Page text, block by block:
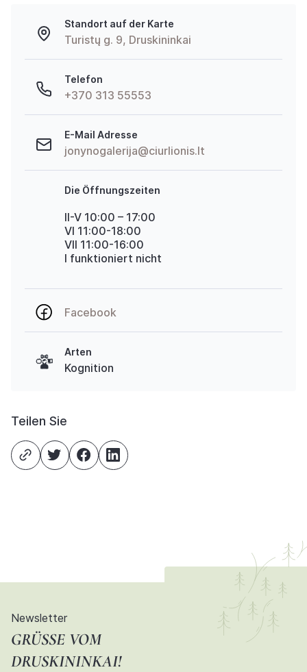
Standort auf der Karte
Turistų g. 9, Druskininkai
Telefon
+370 313 55553
E-Mail Adresse
jonynogalerija@ciurlionis.lt
Die Öffnungszeiten
II-V 10:00 – 17:00
VI 11:00-18:00
VII 11:00-16:00
I funktioniert nicht
Facebook
Arten
Kognition
Teilen Sie
Newsletter
GRÜSSE VOM D
RUSKININKAI!